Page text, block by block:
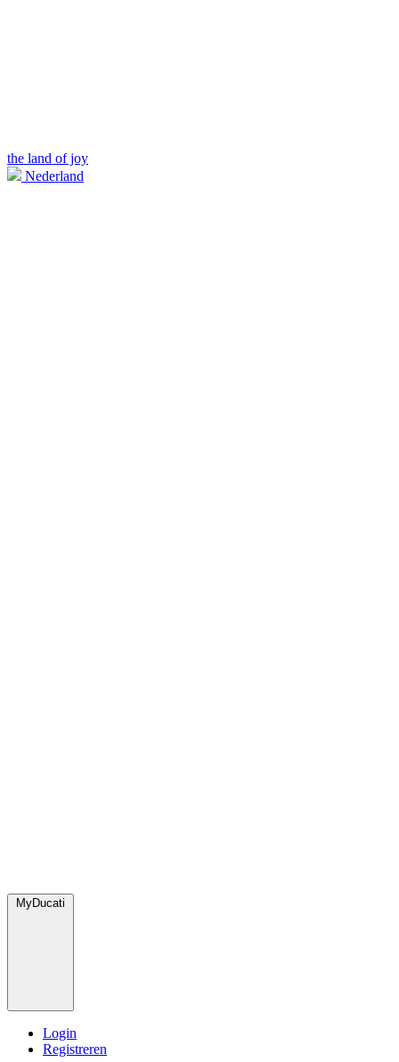
the land of joy
Nederland
MyDucati
Login
Registreren